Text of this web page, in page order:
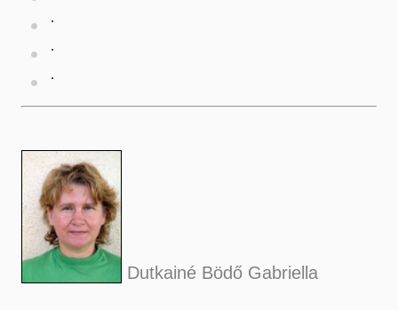
Dutkainé Bödő Gabriella